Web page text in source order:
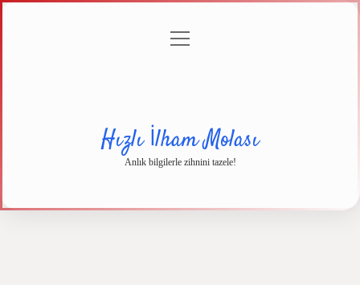
menüyü
Hızlı İlham Molası
Anlık bilgilerle zihnini tazele!